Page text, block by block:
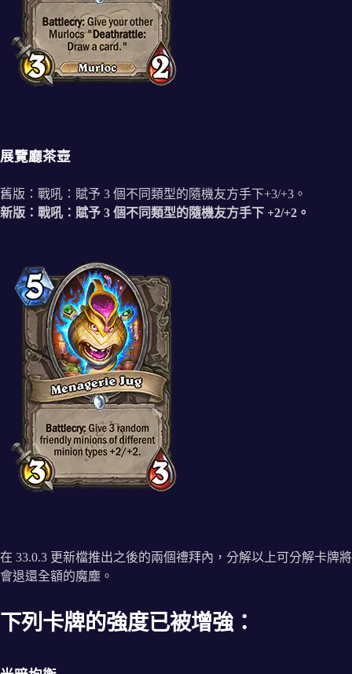
展覽廳茶壺
舊版：戰吼：賦予 3 個不同類型的隨機友方手下+3/+3。
新版：戰吼：賦予 3 個不同類型的隨機友方手下 +2/+2。
在 33.0.3 更新檔推出之後的兩個禮拜內，分解以上可分解卡牌將
會退還全額的魔塵。
下列卡牌的強度已被增強：